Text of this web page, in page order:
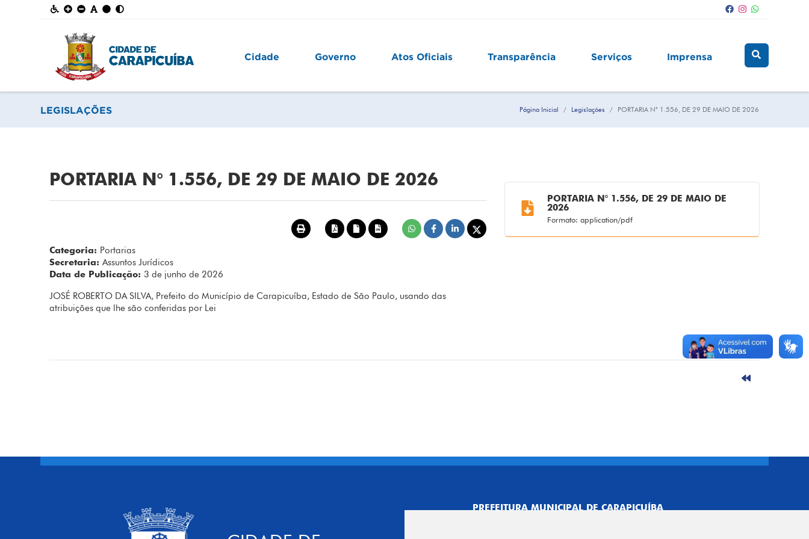
Cidade Governo Atos Oficiais Transparência Serviços Imprensa
LEGISLAÇÕES Página Inicial Legislações PORTARIA N° 1.556, DE 29 DE MAIO DE 2026
PORTARIA N° 1.556, DE 29 DE MAIO DE 2026
Categoria: Portarias
Secretaria:Assuntos Jurídicos
Data de Publicação: 3 de junho de 2026
JOSÉ ROBERTO DA SILVA, Prefeito do Município de Carapicuíba, Estado de São Paulo, usando das
atribuições que lhe são conferidas por Lei
PORTARIA N° 1.556, DE 29 DE MAIO DE
2026
Formato: application/pdf
PREFEITURA MUNICIPAL DE CARAPICUÍBA